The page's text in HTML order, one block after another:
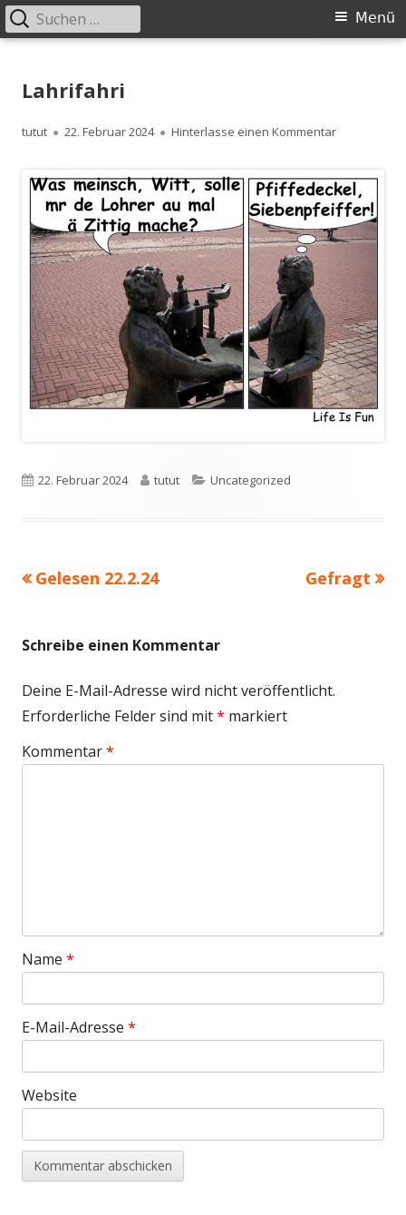
zum
Primäres
Menü
Suchen
nach:
Lahrifahri
Autor
tutut
Veröffentlicht
22. Februar 2024 Hinterlasse einen Kommentarzu Lahrifahri
Veröffentlicht
22. Februar 2024 Autor
tutut Kategorien
Uncategorized
Beitragsnavigation
Vorheriger
Gelesen 22.2.24
Nächster
Gefragt
Schreibe einen Kommentar
Deine E-Mail-Adresse wird nicht veröffentlicht.
Erforderliche Felder sind mit* markiert
Kommentar*
Name *
E-Mail-Adresse *
Website